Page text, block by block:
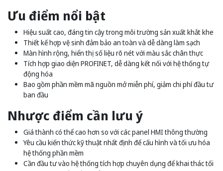
Ưu điểm nổi bật
Hiệu suất cao, đáng tin cậy trong môi trường sản xuất khắt khe
Thiết kế hợp vệ sinh đảm bảo an toàn và dễ dàng làm sạch
Màn hình rộng, hiển thị số liệu rõ nét với màu sắc chân thực
Tích hợp giao diện PROFINET, dễ dàng kết nối với hệ thống tự
động hóa
Bao gồm phần mềm mã nguồn mở miễn phí, giảm chi phí đầu tư
ban đầu
Nhược điểm cần lưu ý
Giá thành có thể cao hơn so với các panel HMI thông thường
Yêu cầu kiến thức kỹ thuật nhất định để cấu hình và tối ưu hóa
hệ thống phần mềm
Cần đầu tư vào hệ thống tích hợp chuyên dụng để khai thác tối